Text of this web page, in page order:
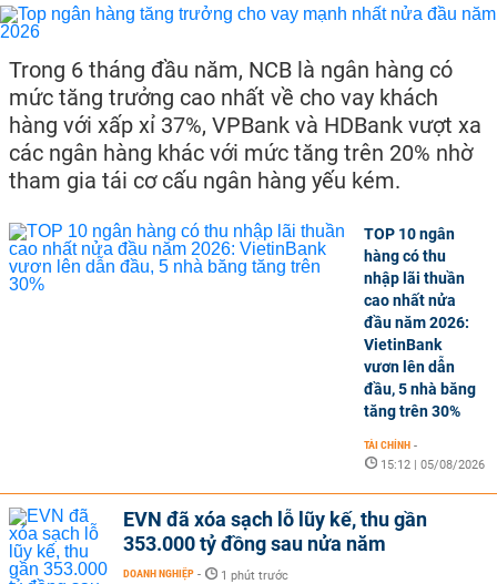
Trong 6 tháng đầu năm, NCB là ngân hàng có
mức tăng trưởng cao nhất về cho vay khách
hàng với xấp xỉ 37%, VPBank và HDBank vượt xa
các ngân hàng khác với mức tăng trên 20% nhờ
tham gia tái cơ cấu ngân hàng yếu kém.
TOP 10 ngân
hàng có thu
nhập lãi thuần
cao nhất nửa
đầu năm 2026:
VietinBank
vươn lên dẫn
đầu, 5 nhà băng
tăng trên 30%
TÀI CHÍNH -
15:12 | 05/08/2026
EVN đã xóa sạch lỗ lũy kế, thu gần
353.000 tỷ đồng sau nửa năm
DOANH NGHIỆP - 1 phút trước